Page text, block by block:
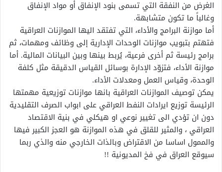
الغرض من النفقة التي تسمى بنود الإنفاق أو مواد الإنفاق
وغالباً ما تكون متشابهة.
أما موازنة البرامج والأداء، التي تفتقد اليها الموازنات العراقية
فتهتم بتبويب موازنات الوحدات الإدارية إلى وظائف ومهمات، ثم
برامج رئيسة ثم أخرى فرعية، يُربط بينها وبين البيانات المالية. أما
موازنة الأداء، فتزوّد الإدارة بوسائل القياس الدقيقة مثل كلفة
الوحدة، وقياس العمل ومعدلات الأداء.
يمكن توصيف الموازنات العراقية بانها موازنات توزيعية مهمتها
الرئيسة توزيع ايرادات النفط العراقي على ابواب الصرف التقليدية
دون ان تؤدي الى تغيير نوعي او هيكلي في بنية الاقتصاد
العراقي ، والمثير للقلق في هذه الموازنة هو العجز الكبير فيها
والممول اساسا من الاقتراض وبالذات الخارجي منه والذي ربما
سيوقع العراق في فخ المديونية !!